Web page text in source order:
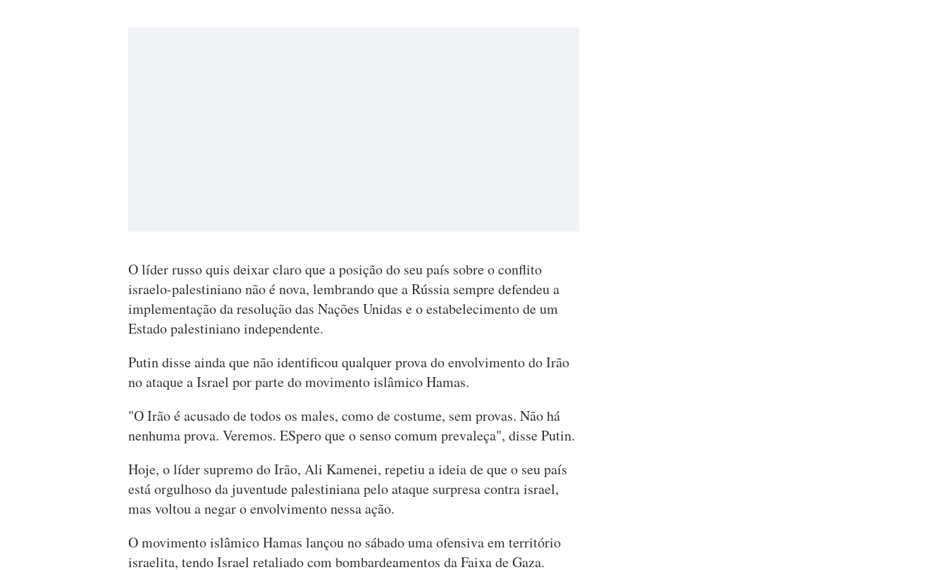
O líder russo quis deixar claro que a posição do seu país sobre o conflito
israelo-palestiniano não é nova, lembrando que a Rússia sempre defendeu a
implementação da resolução das Nações Unidas e o estabelecimento de um
Estado palestiniano independente.
Putin disse ainda que não identificou qualquer prova do envolvimento do Irão
no ataque a Israel por parte do movimento islâmico Hamas.
"O Irão é acusado de todos os males, como de costume, sem provas. Não há
nenhuma prova. Veremos. ESpero que o senso comum prevaleça", disse Putin.
Hoje, o líder supremo do Irão, Ali Kamenei, repetiu a ideia de que o seu país
está orgulhoso da juventude palestiniana pelo ataque surpresa contra israel,
mas voltou a negar o envolvimento nessa ação.
O movimento islâmico Hamas lançou no sábado uma ofensiva em território
israelita, tendo Israel retaliado com bombardeamentos da Faixa de Gaza.